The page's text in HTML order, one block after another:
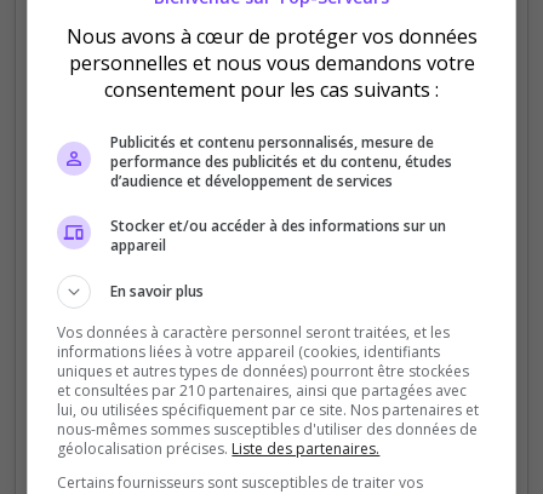
Slot 1
A PARTIR DE
1€ / heure
1. position
Tarif horaire
Slot 2
A PARTIR DE
12€ / jour
Meilleur visibilité
Nous avons à cœur de protéger vos données
personnelles et nous vous demandons votre
consentement pour les cas suivants :
Publicités et contenu personnalisés, mesure de
performance des publicités et du contenu, études
d’audience et développement de services
Stocker et/ou accéder à des informations sur un
appareil
En savoir plus
Vos données à caractère personnel seront traitées, et les
informations liées à votre appareil (cookies, identifiants
uniques et autres types de données) pourront être stockées
et consultées par 210 partenaires, ainsi que partagées avec
lui, ou utilisées spécifiquement par ce site. Nos partenaires et
nous-mêmes sommes susceptibles d'utiliser des données de
géolocalisation précises. Liste des partenaires.
Certains fournisseurs sont susceptibles de traiter vos